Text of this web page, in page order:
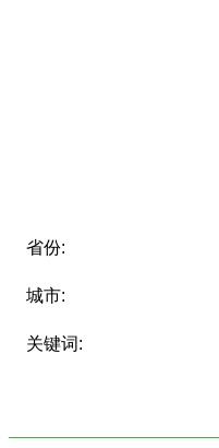
省份:
城市:
关键词: